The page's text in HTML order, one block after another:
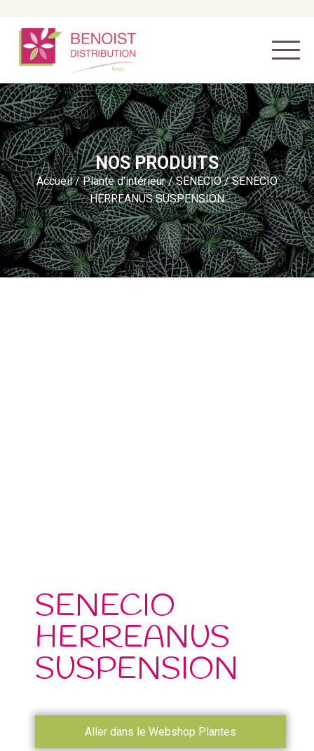
NOS PRODUITS
Accueil/Plante d'intérieur/SENECIO/ SENECIO
HERREANUS SUSPENSION
SENECIO
HERREANUS
SUSPENSION
Aller dans le Webshop Plantes